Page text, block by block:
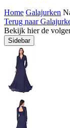
Home Galajurken
Terug naar
Bekijk hier de
Sidebar